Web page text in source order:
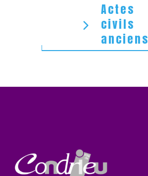
Actes
civils
anciens